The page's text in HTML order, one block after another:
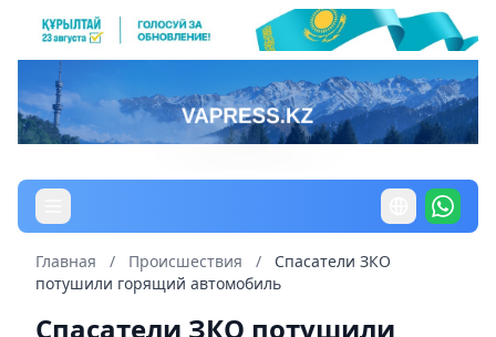
Главная / Происшествия /
Спасатели ЗКО
потушили горящий автомобиль
Спасатели ЗКО потушили